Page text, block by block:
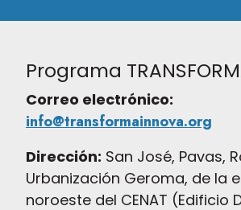
Programa
Correo electrónico:
info@transformainnova.org
Dirección: San José, Pavas,
Urbanización Geroma, de la
noroeste del CENAT (Edificio